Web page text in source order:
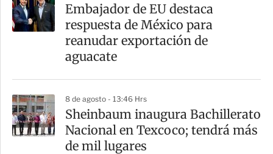
Embajador de EU destaca
respuesta de México para
reanudar exportación de
aguacate
8 de agosto - 13:46 Hrs
Sheinbaum inaugura Bachillerato
Nacional en Texcoco; tendrá más
de mil lugares